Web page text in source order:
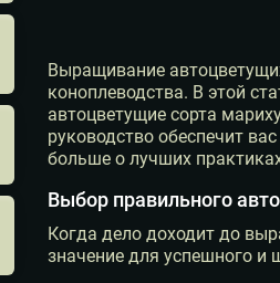
Выращивание
коноплеводства. В этой
автоцветущие сорта
руководство обеспечит
больше о лучших
Выбор правильного
Когда дело доходит до
значение для успешного